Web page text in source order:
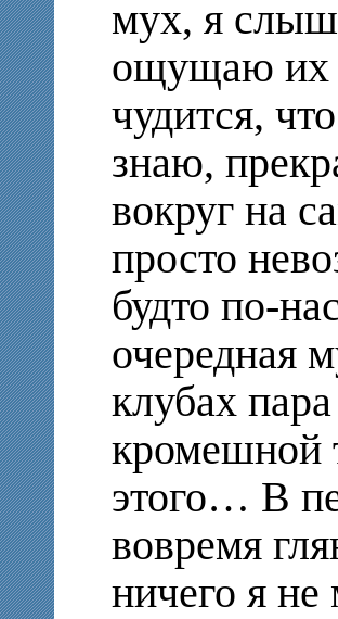
мух, я
ощущаю их
чудится,
знаю,
вокруг на
просто
будто по-
очередная
клубах
кромешной
этого… В
вовремя
ничего я